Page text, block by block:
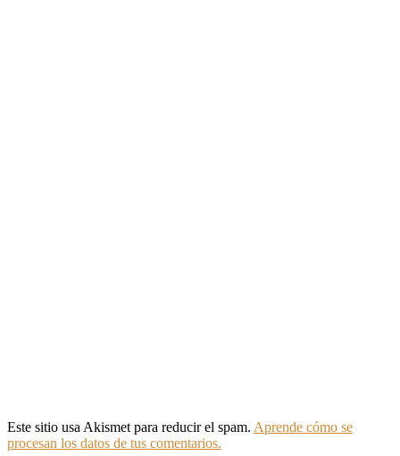
Este sitio usa Akismet para reducir el spam. Aprende cómo se
procesan los datos de tus comentarios.